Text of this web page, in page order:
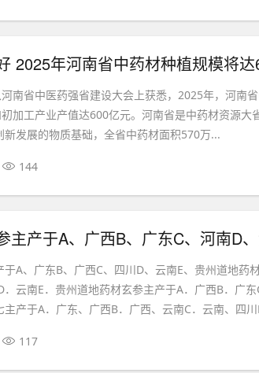
2025年河南省中药材种植规模将
南省中医药强省建设大会上获悉，2025年，河南
加工产业产值达600亿元。河南省是中药材资源大
新发展的物质基础，全省中药材面积570万...
144
主产于A、广西B、广东C、河南D
A、广东B、广西C、四川D、云南E、贵州道地药
云南E．贵州道地药材玄参主产于A．广西B．广东
产于A．广东、广西B．广西、云南C．云南、四
117